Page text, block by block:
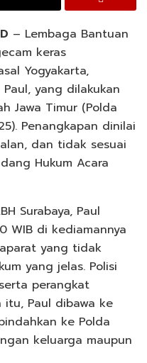
– Lembaga Bantuan
keras
Yogyakarta,
yang dilakukan
Jawa Timur (Polda
Penangkapan dinilai
dan tidak sesuai
Hukum Acara
Surabaya, Paul
WIB di kediamannya
yang tidak
yang jelas. Polisi
perangkat
itu, Paul dibawa ke
ke Polda
keluarga maupun